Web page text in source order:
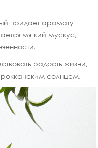
придает аромату
мягкий мускус,
радость жизни,
солнцем.